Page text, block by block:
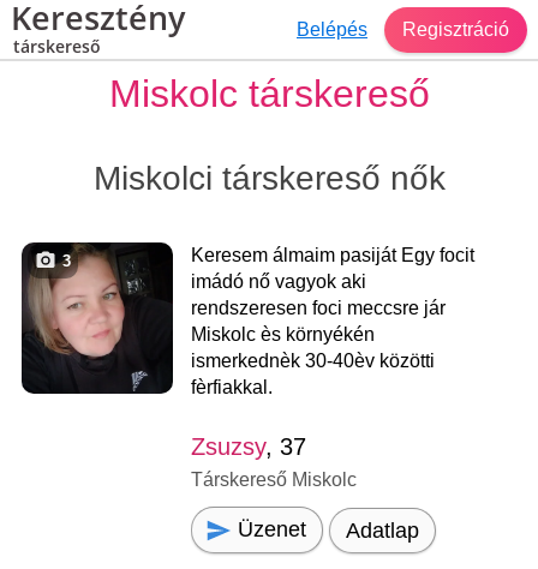
Keresztény
társkereső
Belépés Regisztráció
Miskolc társkereső
Miskolci társkereső nők
3
Keresem álmaim pasiját Egy focit
imádó nő vagyok aki
rendszeresen foci meccsre jár
Miskolc ès környékén
ismerkednèk 30-40èv közötti
fèrfiakkal.
Zsuzsy, 37
Társkereső Miskolc
Üzenet Adatlap